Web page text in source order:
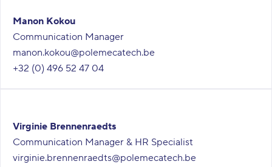
Manon Kokou
Communication Manager
manon.kokou@polemecatech.be
+32 (0) 496 52 47 04
Virginie Brennenraedts
Communication Manager & HR Specialist
virginie.brennenraedts@polemecatech.be